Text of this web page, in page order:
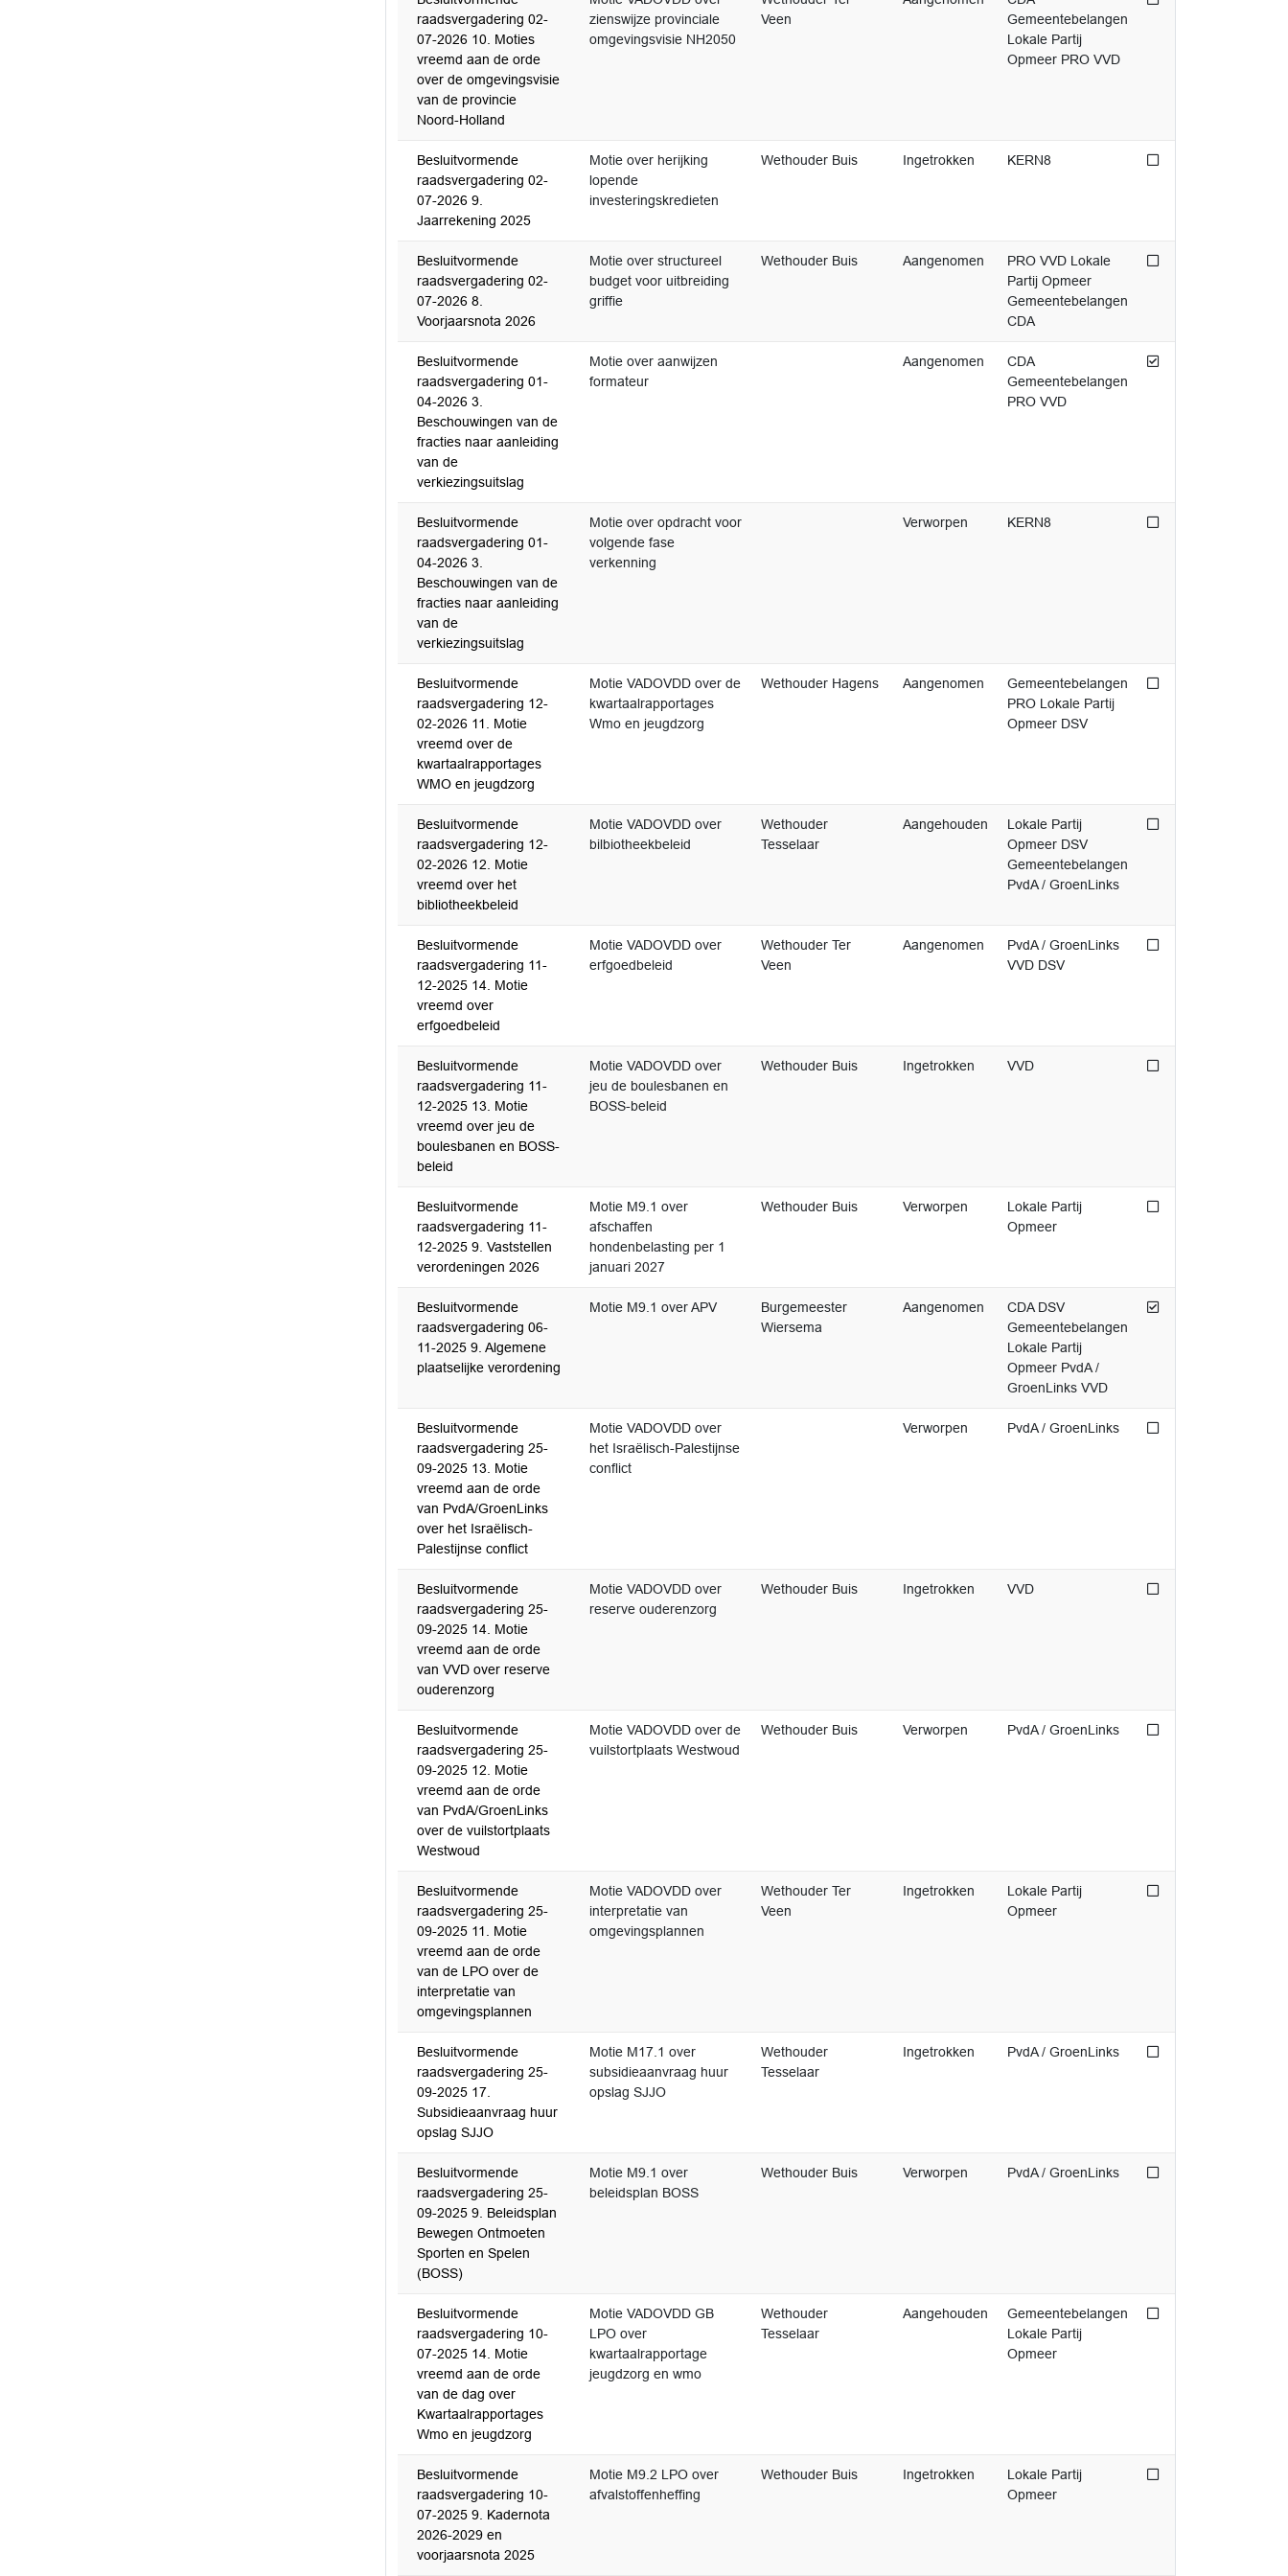
raadsvergadering 02-
07-2026 10. Moties
vreemd aan de orde
over de omgevingsvisie
van de provincie
Noord-Holland
zienswijze provinciale
omgevingsvisie NH2050
Veen
Gemeentebelangen
Lokale Partij
Opmeer PRO VVD
Besluitvormende
raadsvergadering 02-
07-2026 9.
Jaarrekening 2025
Motie over herijking
lopende
investeringskredieten
Wethouder Buis Ingetrokken KERN8 Niet afgedaan
Besluitvormende
raadsvergadering 02-
07-2026 8.
Voorjaarsnota 2026
Motie over structureel
budget voor uitbreiding
griffie
Wethouder Buis Aangenomen
PRO VVD Lokale
Partij Opmeer
Gemeentebelangen
CDA
Niet afgedaan
Besluitvormende
raadsvergadering 01-
04-2026 3.
Beschouwingen van de
fracties naar aanleiding
van de
verkiezingsuitslag
Motie over aanwijzen
formateur
Aangenomen
CDA
Gemeentebelangen
PRO VVD
Afgedaan
Besluitvormende
raadsvergadering 01-
04-2026 3.
Beschouwingen van de
fracties naar aanleiding
van de
verkiezingsuitslag
Motie over opdracht voor
volgende fase
verkenning
Verworpen KERN8 Niet afgedaan
Besluitvormende
raadsvergadering 12-
02-2026 11. Motie
vreemd over de
kwartaalrapportages
WMO en jeugdzorg
Motie VADOVDD over de
kwartaalrapportages
Wmo en jeugdzorg
Wethouder Hagens Aangenomen
Gemeentebelangen
PRO Lokale Partij
Opmeer DSV
Niet afgedaan
Besluitvormende
raadsvergadering 12-
02-2026 12. Motie
vreemd over het
bibliotheekbeleid
Motie VADOVDD over
bilbiotheekbeleid
Wethouder
Tesselaar
Aangehouden
Lokale Partij
Opmeer DSV
Gemeentebelangen
PvdA / GroenLinks
Niet afgedaan
Besluitvormende
raadsvergadering 11-
12-2025 14. Motie
vreemd over
erfgoedbeleid
Motie VADOVDD over
erfgoedbeleid
Wethouder Ter
Veen
Aangenomen
PvdA / GroenLinks
VVD DSV
Niet afgedaan
Besluitvormende
raadsvergadering 11-
12-2025 13. Motie
vreemd over jeu de
boulesbanen en BOSS-
beleid
Motie VADOVDD over
jeu de boulesbanen en
BOSS-beleid
Wethouder Buis Ingetrokken VVD Niet afgedaan
Besluitvormende
raadsvergadering 11-
12-2025 9. Vaststellen
verordeningen 2026
Motie M9.1 over
afschaffen
hondenbelasting per 1
januari 2027
Wethouder Buis Verworpen
Lokale Partij
Opmeer
Niet afgedaan
Besluitvormende
raadsvergadering 06-
11-2025 9. Algemene
plaatselijke verordening
Motie M9.1 over APV
Burgemeester
Wiersema
Aangenomen
CDA DSV
Gemeentebelangen
Lokale Partij
Opmeer PvdA /
GroenLinks VVD
Afgedaan
Besluitvormende
raadsvergadering 25-
09-2025 13. Motie
vreemd aan de orde
van PvdA/GroenLinks
over het Israëlisch-
Palestijnse conflict
Motie VADOVDD over
het Israëlisch-Palestijnse
conflict
Verworpen PvdA / GroenLinks Niet afgedaan
Besluitvormende
raadsvergadering 25-
09-2025 14. Motie
vreemd aan de orde
van VVD over reserve
ouderenzorg
Motie VADOVDD over
reserve ouderenzorg
Wethouder Buis Ingetrokken VVD Niet afgedaan
Besluitvormende
raadsvergadering 25-
09-2025 12. Motie
vreemd aan de orde
van PvdA/GroenLinks
over de vuilstortplaats
Westwoud
Motie VADOVDD over de
vuilstortplaats Westwoud
Wethouder Buis Verworpen PvdA / GroenLinks Niet afgedaan
Besluitvormende
raadsvergadering 25-
09-2025 11. Motie
vreemd aan de orde
van de LPO over de
interpretatie van
omgevingsplannen
Motie VADOVDD over
interpretatie van
omgevingsplannen
Wethouder Ter
Veen
Ingetrokken
Lokale Partij
Opmeer
Niet afgedaan
Besluitvormende
raadsvergadering 25-
09-2025 17.
Subsidieaanvraag huur
opslag SJJO
Motie M17.1 over
subsidieaanvraag huur
opslag SJJO
Wethouder
Tesselaar
Ingetrokken PvdA / GroenLinks Niet afgedaan
Besluitvormende
raadsvergadering 25-
09-2025 9. Beleidsplan
Bewegen Ontmoeten
Sporten en Spelen
(BOSS)
Motie M9.1 over
beleidsplan BOSS
Wethouder Buis Verworpen PvdA / GroenLinks Niet afgedaan
Besluitvormende
raadsvergadering 10-
07-2025 14. Motie
vreemd aan de orde
van de dag over
Kwartaalrapportages
Wmo en jeugdzorg
Motie VADOVDD GB
LPO over
kwartaalrapportage
jeugdzorg en wmo
Wethouder
Tesselaar
Aangehouden
Gemeentebelangen
Lokale Partij
Opmeer
Niet afgedaan
Besluitvormende
raadsvergadering 10-
07-2025 9. Kadernota
2026-2029 en
voorjaarsnota 2025
Motie M9.2 LPO over
afvalstoffenheffing
Wethouder Buis Ingetrokken
Lokale Partij
Opmeer
Niet afgedaan